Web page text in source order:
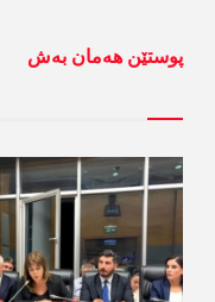
پوستێن ھەمان بەش